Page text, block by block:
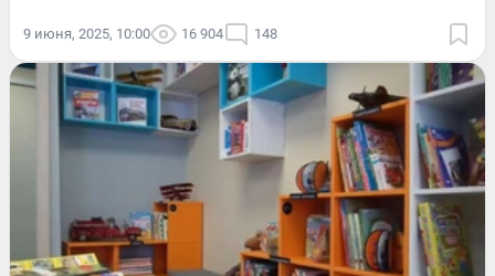
9 июня, 2025, 10:00 16 904 148